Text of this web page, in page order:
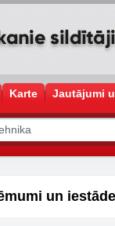
Karte Jautājumi
un